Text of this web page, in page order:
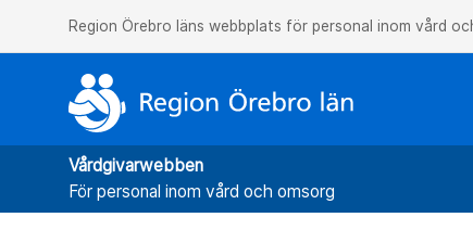
Region Örebro läns webbplats för personal inom vård
Vårdgivarwebben
För personal inom vård och omsorg